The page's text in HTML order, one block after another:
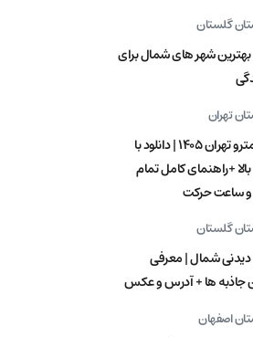
گلستان
شهر های شمال برای
تهران
نقشه مترو تهران ۱۴۰۵ | دانلود با
+راهنمای کامل تمام
ساعت حرکت
گلستان
شمال | معرفی
جاذبه ها + آدرس و عکس
اصفهان